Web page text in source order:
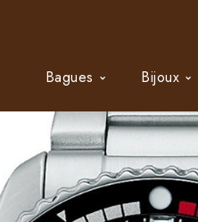
Bagues Bijoux